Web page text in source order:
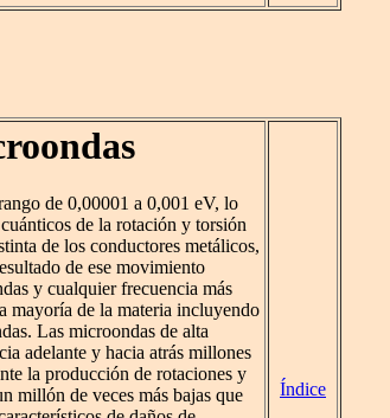
de 0,00001 a 0,001 eV, lo
de la rotación y torsión
de los conductores metálicos,
de ese movimiento
y cualquier frecuencia más
mayoría de la materia incluyendo
Las microondas de alta
adelante y hacia atrás millones
la producción de rotaciones y
millón de veces más bajas que
Índice